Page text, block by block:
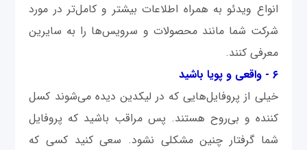
انواع ویدئو به همراه اطلاعات بیشتر و کامل‌تر در مورد
شرکت شما مانند محصولات و سرویس‌ها را به سایرین
معرفی کنند.
۶ - واقعی و پویا باشید
خیلی از پروفایل‌هایی که در لیکدین دیده می‌شوند کسل
کننده و بی‌روح هستند. پس مراقب باشید که پروفایل
شما گرفتار چنین مشکلی نشود. سعی کنید کسی که